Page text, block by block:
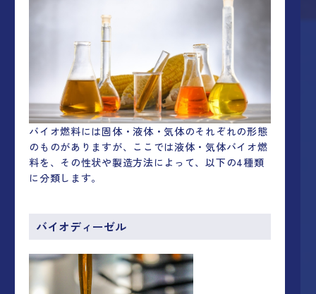
バイオ燃料には固体・液体・気体のそれぞれの形態
のものがありますが、ここでは液体・気体バイオ燃
料を、その性状や製造方法によって、以下の4種類
に分類します。
バイオディーゼル